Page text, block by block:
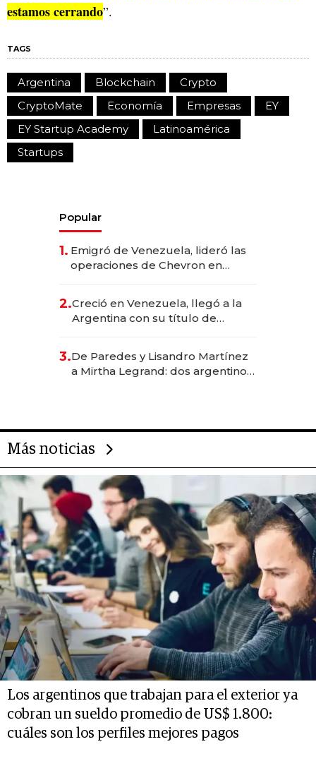
estamos cerrando”.
TAGS
Argentina Blockchain
Crypto
CryptoMate
Economía Empresas
EY
EY Startup Academy
Latinoamérica
Startups
Popular
1. Emigró de Venezuela, lideró las
operaciones de Chevron en
2.Creció en Venezuela, llegó a la
Argentina con su título de
las marcas "fast premium"
3.De Paredes y Lisandro Martínez
a Mirtha Legrand: dos argentinos
Más noticias
Los argentinos que trabajan para el exterior ya
cobran un sueldo promedio de US$ 1.800:
cuáles son los perfiles mejores pagos